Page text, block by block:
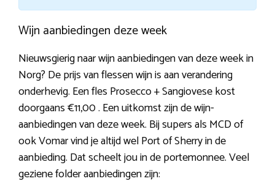
Wijn aanbiedingen deze week
Nieuwsgierig naar wijn aanbiedingen van deze week in
Norg? De prijs van flessen wijn is aan verandering
onderhevig. Een fles Prosecco + Sangiovese kost
doorgaans €11,00 . Een uitkomst zijn de wijn-
aanbiedingen van deze week. Bij supers als MCD of
ook Vomar vind je altijd wel Port of Sherry in de
aanbieding. Dat scheelt jou in de portemonnee. Veel
geziene folder aanbiedingen zijn: